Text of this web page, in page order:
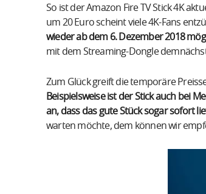
So ist der Amazon Fire TV Stick 4K
um 20 Euro scheint viele 4K-Fans
wieder ab dem 6. Dezember 2018
mit dem Streaming-Dongle
Zum Glück greift die temporäre
Beispielsweise ist der Stick auch bei
an, dass das gute Stück sogar sofort
warten möchte, dem können wir